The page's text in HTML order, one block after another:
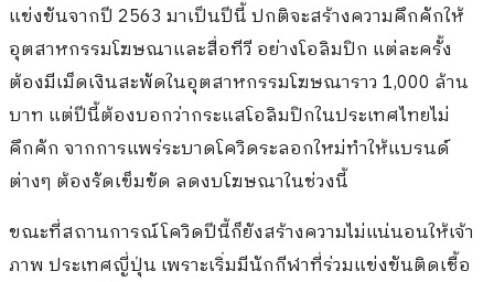
แข่งขันจากปี 2563 มาเป็นปีนี้ ปกติจะสร้างความคึกคักให้
อุตสาหกรรมโฆษณาและสื่อทีวี อย่างโอลิมปิก แต่ละครั้ง
ต้องมีเม็ดเงินสะพัดในอุตสาหกรรมโฆษณาราว 1,000 ล้าน
บาท แต่ปีนี้ต้องบอกว่ากระแสโอลิมปิกในประเทศไทยไม่
คึกคัก จากการแพร่ระบาดโควิดระลอกใหม่ทำให้แบรนด์
ต่างๆ ต้องรัดเข็มขัด ลดงบโฆษณาในช่วงนี้
ขณะที่สถานการณ์โควิดปีนี้ก็ยังสร้างความไม่แน่นอนให้เจ้า
ภาพ ประเทศญี่ปุ่น เพราะเริ่มมีนักกีฬาที่ร่วมแข่งขันติดเชื้อ